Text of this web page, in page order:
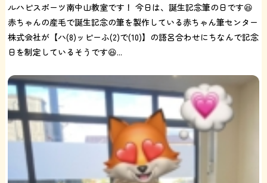
ルハピスポーツ南中山教室です！ 今日は、誕生記念筆の日です😆
赤ちゃんの産毛で誕生記念の筆を製作している赤ちゃん筆センター
株式会社が【ハ(8)ッピーふ(2)で(10)】の語呂合わせにちなんで記念
日を制定しているそうです😆...